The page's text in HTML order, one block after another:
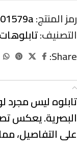
رمز المنتج:
التصنيف:
Share:
تابلوه ليس مجرد
البصرية. يعكس
على التفاصيل،